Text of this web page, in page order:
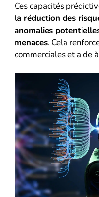
Ces capacités
la réduction des
anomalies
menaces. Cela
commerciales et aide